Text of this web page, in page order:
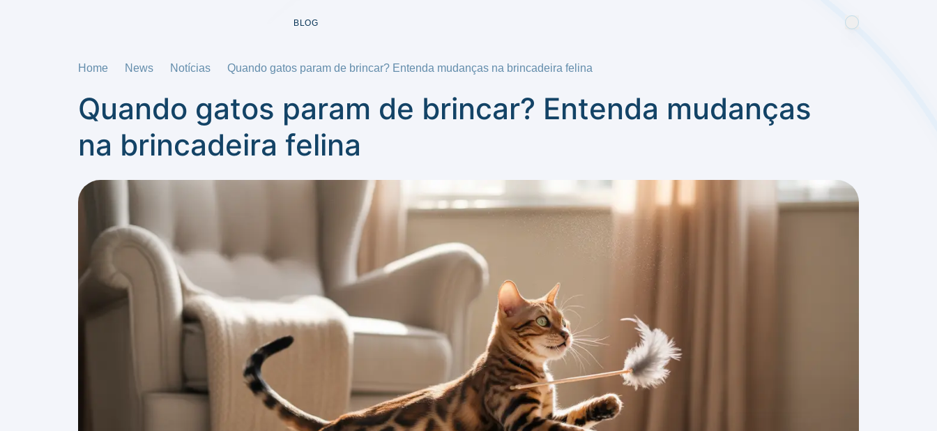
BLOG
Home News Notícias Quando gatos param de brincar? Entenda mudanças na brincadeira felina
Quando gatos param de brincar? Entenda mudanças
na brincadeira felina